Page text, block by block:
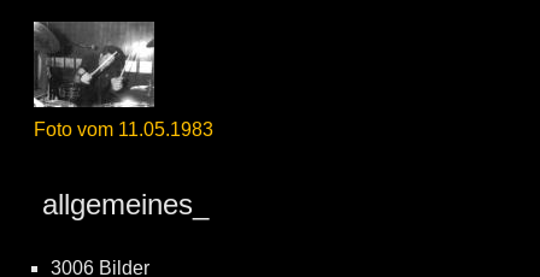
Foto vom 11.05.1983
allgemeines_
3006 Bilder